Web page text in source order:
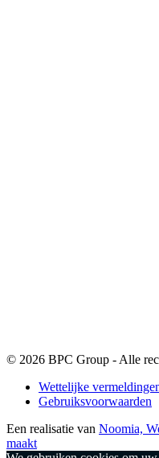
© 2026 BPC Group - Alle
Wettelijke
Gebruiksvoorwaarden
Een realisatie van Noomia,
maakt